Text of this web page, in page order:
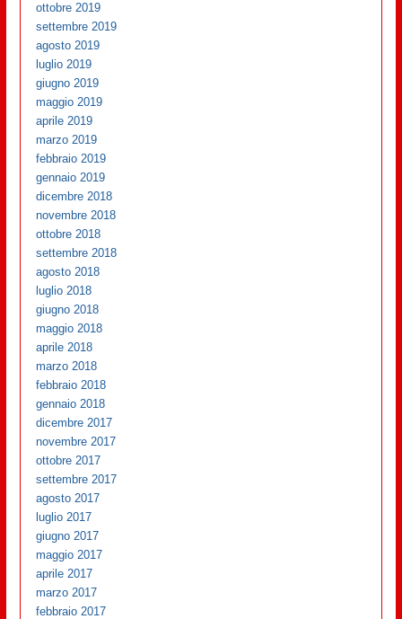
ottobre 2019
settembre 2019
agosto 2019
luglio 2019
giugno 2019
maggio 2019
aprile 2019
marzo 2019
febbraio 2019
gennaio 2019
dicembre 2018
novembre 2018
ottobre 2018
settembre 2018
agosto 2018
luglio 2018
giugno 2018
maggio 2018
aprile 2018
marzo 2018
febbraio 2018
gennaio 2018
dicembre 2017
novembre 2017
ottobre 2017
settembre 2017
agosto 2017
luglio 2017
giugno 2017
maggio 2017
aprile 2017
marzo 2017
febbraio 2017